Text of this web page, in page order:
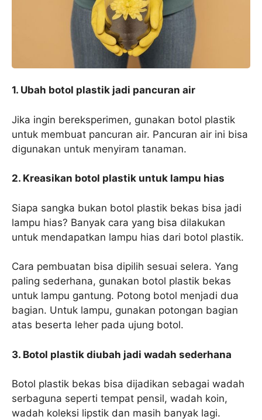
1. Ubah botol plastik jadi pancuran air
Jika ingin bereksperimen, gunakan botol plastik
untuk membuat pancuran air. Pancuran air ini bisa
digunakan untuk menyiram tanaman.
2. Kreasikan botol plastik untuk lampu hias
Siapa sangka bukan botol plastik bekas bisa jadi
lampu hias? Banyak cara yang bisa dilakukan
untuk mendapatkan lampu hias dari botol plastik.
Cara pembuatan bisa dipilih sesuai selera. Yang
paling sederhana, gunakan botol plastik bekas
untuk lampu gantung. Potong botol menjadi dua
bagian. Untuk lampu, gunakan potongan bagian
atas beserta leher pada ujung botol.
3. Botol plastik diubah jadi wadah sederhana
Botol plastik bekas bisa dijadikan sebagai wadah
serbaguna seperti tempat pensil, wadah koin,
wadah koleksi lipstik dan masih banyak lagi.